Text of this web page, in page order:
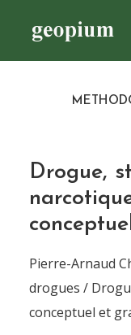
Drogue,
Pierre-Arnaud
drogues /
conceptuel et